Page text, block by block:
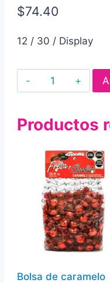
$74.40
12 / 30 / Display
Adams
Halls
Strong
Productos
Bolsa de caramelo